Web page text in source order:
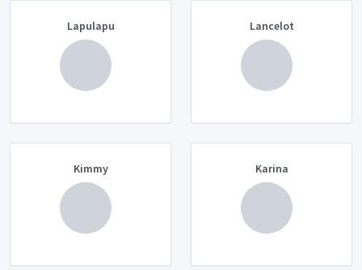
Lapulapu Lancelot
Kimmy Karina